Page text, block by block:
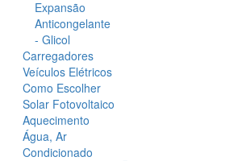
Expansão
Anticongelante
- Glicol
Carregadores
Veículos Elétricos
Como Escolher
Solar Fotovoltaico
Aquecimento
Água, Ar
Condicionado